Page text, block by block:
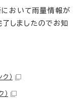
おいて雨量情報が
しましたのでお知
）
）